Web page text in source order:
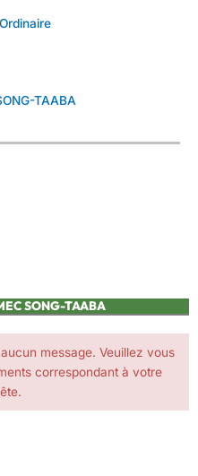
TAABA
SONG-TAABA
message. Veuillez vous
correspondant à votre